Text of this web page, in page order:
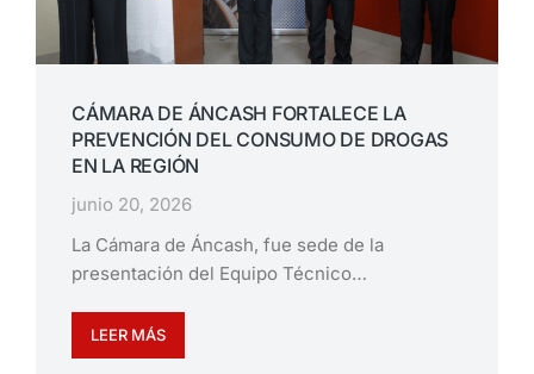
CÁMARA DE ÁNCASH FORTALECE LA
PREVENCIÓN DEL CONSUMO DE DROGAS
EN LA REGIÓN
junio 20, 2026
La Cámara de Áncash, fue sede de la
presentación del Equipo Técnico…
LEER MÁS